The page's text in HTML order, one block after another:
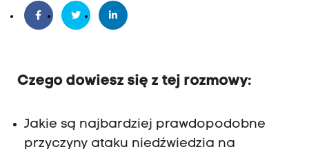
Czego dowiesz się z tej rozmowy:
Jakie są najbardziej prawdopodobne
przyczyny ataku niedźwiedzia na